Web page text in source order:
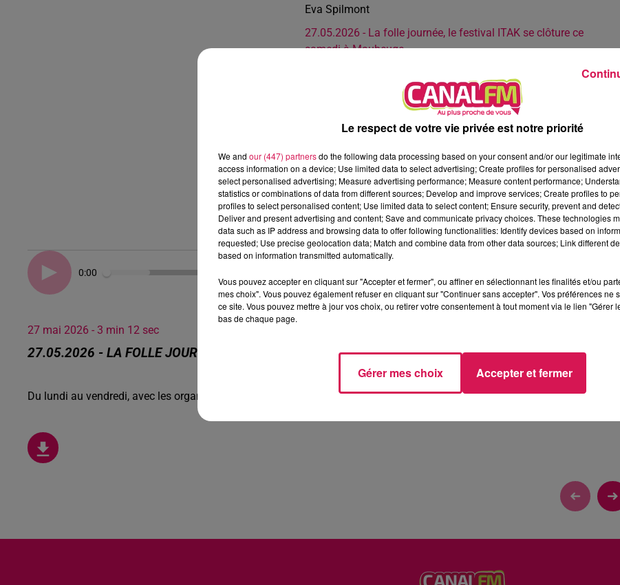
Eva Spilmont
27.05.2026 - La folle journée, le festival ITAK se clôture ce
samedi à Maubeuge
0:00
27 mai 2026 - 3 min 12 sec
27.05.2026 - LA FOLLE JOURNÉE, LE FESTIVAL ITAK SE CLÔTURE CE SAMEDI À MAUBEUGE
Du lundi au vendredi, avec les organisateurs de manifestations et Eva, découvrons les évènements dans notre région.
Le respect de votre vie privée est notre priorité
We and our (447) partnersdo the following data processing based on your consent and/or our legitimate
access information on a device; Use limited data to select advertising; Create profiles for personalised
select personalised advertising; Measure advertising performance; Measure content performance;
statistics or combinations of data from different sources; Develop and improve services; Create profiles to
profiles to select personalised content; Use limited data to select content; Ensure security, prevent and
Deliver and present advertising and content; Save and communicate privacy choices. These technologies
data such as IP address and browsing data to offer following functionalities: Identify devices based on
requested; Use precise geolocation data; Match and combine data from other data sources; Link different
based on information transmitted automatically.
Vous pouvez accepter en cliquant sur "Accepter et fermer", ou affiner en sélectionnant les finalités et/ou
mes choix". Vous pouvez également refuser en cliquant sur "Continuer sans accepter". Vos préférences ne
ce site. Vous pouvez mettre à jour vos choix, ou retirer votre consentement à tout moment via le lien "Gérer
bas de chaque page.
Gérer mes choix Accepter et fermer